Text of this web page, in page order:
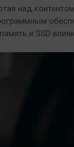
над
и SSD